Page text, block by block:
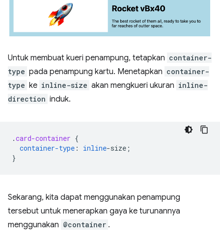
Untuk membuat kueri penampung, tetapkan container-
type pada penampung kartu. Menetapkan container-
type ke inline-size akan mengkueri ukuran inline-
direction induk.
.card-container {
container-type : inline-size ;
}
Sekarang, kita dapat menggunakan penampung
tersebut untuk menerapkan gaya ke turunannya
menggunakan @container .